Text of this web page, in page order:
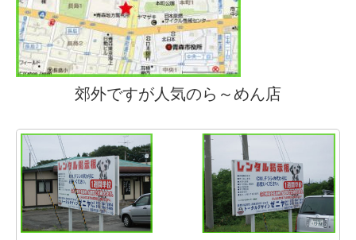
郊外ですが人気のら～めん店